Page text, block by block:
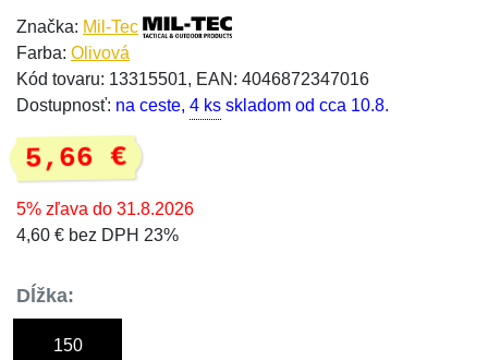
Značka: Mil-Tec
Farba: Olivová
Kód tovaru: 13315501, EAN: 4046872347016
Dostupnosť: na ceste, 4 ks skladom od cca 10.8.
5,66 €
5% zľava do 31.8.2026
4,60 € bez DPH 23%
Dĺžka:
150